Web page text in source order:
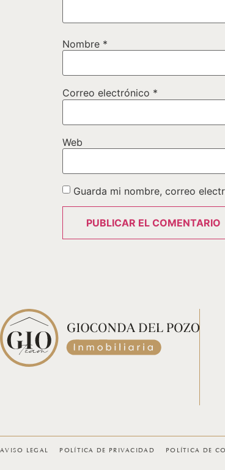
Nombre *
Correo electrónico *
Web
Guarda mi nombre, correo
AVISO LEGAL POLÍTICA DE PRIVACIDAD POLÍTICA DE